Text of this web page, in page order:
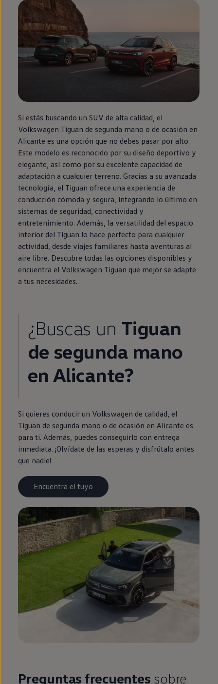
Si estás buscando un SUV de alta calidad, el
Volkswagen Tiguan de segunda mano o de ocasión en
Alicante es una opción que no debes pasar por alto.
Este modelo es reconocido por su diseño deportivo y
elegante, así como por su excelente capacidad de
adaptación a cualquier terreno. Gracias a su avanzada
tecnología, el Tiguan ofrece una experiencia de
conducción cómoda y segura, integrando lo último en
sistemas de seguridad, conectividad y
entretenimiento. Además, la versatilidad del espacio
interior del Tiguan lo hace perfecto para cualquier
actividad, desde viajes familiares hasta aventuras al
aire libre. Descubre todas las opciones disponibles y
encuentra el Volkswagen Tiguan que mejor se adapte
a tus necesidades.
¿Buscas un Tiguan
de segunda mano
en Alicante?
Si quieres conducir un Volkswagen de calidad, el
Tiguan de segunda mano o de ocasión en Alicante es
para ti. Además, puedes conseguirlo con entrega
inmediata. ¡Olvídate de las esperas y disfrútalo antes
que nadie!
Encuentra el tuyo
Preguntas frecuentes sobre